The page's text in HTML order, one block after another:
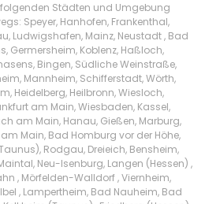
folgenden Städten und Umgebung
Speyer, Hanhofen, Frankenthal,
Ludwigshafen, Mainz, Neustadt , Bad
Germersheim, Koblenz, Haßloch,
Bingen, Südliche Weinstraße,
Mannheim, Schifferstadt, Wörth,
Heidelberg, Heilbronn, Wiesloch,
am Main, Wiesbaden, Kassel,
am Main, Hanau, Gießen, Marburg,
Main, Bad Homburg vor der Höhe,
Rodgau, Dreieich, Bensheim,
Neu-Isenburg, Langen (Hessen) ,
, Mörfelden-Walldorf , Viernheim,
, Lampertheim, Bad Nauheim, Bad